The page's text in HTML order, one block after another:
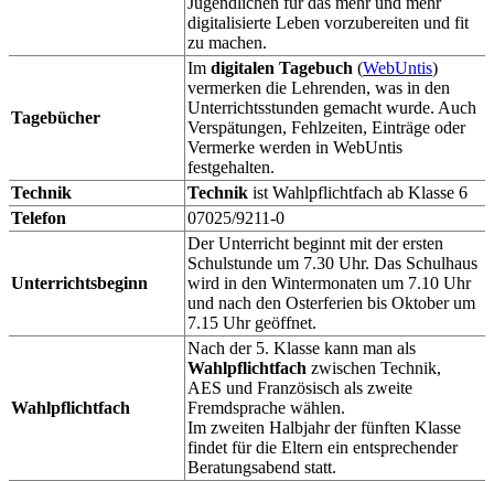
digitalisierte Leben vorzubereiten und fit
zu machen.
Tagebücher
Im digitalen Tagebuch (WebUntis)
vermerken die Lehrenden, was in den
Unterrichtsstunden gemacht wurde. Auch
Verspätungen, Fehlzeiten, Einträge oder
Vermerke werden in WebUntis
festgehalten.
Technik
Technik ist Wahlpflichtfach ab Klasse 6
Telefon
07025/9211-0
Unterrichtsbeginn
Der Unterricht beginnt mit der ersten
Schulstunde um 7.30 Uhr. Das Schulhaus
wird in den Wintermonaten um 7.10 Uhr
und nach den Osterferien bis Oktober um
7.15 Uhr geöffnet.
Wahlpflichtfach
Nach der 5. Klasse kann man als
Wahlpflichtfach zwischen Technik,
AES und Französisch als zweite
Fremdsprache wählen.
Im zweiten Halbjahr der fünften Klasse
findet für die Eltern ein entsprechender
Beratungsabend statt.